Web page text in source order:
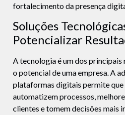
fortalecimento da presença
Soluções
Potencializar
A tecnologia é um dos
o potencial de uma empresa. A
plataformas digitais permite que
automatizem processos,
clientes e tomem decisões mais